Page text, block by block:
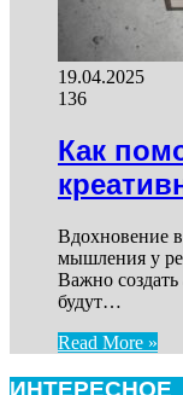
19.04.2025
136
Как
Вдохновение
мышления у
Важно создать
будут…
Read More »
ИНТЕРЕСНОЕ